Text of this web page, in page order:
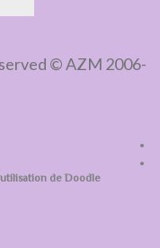
© AZM 2006-
de Doodle